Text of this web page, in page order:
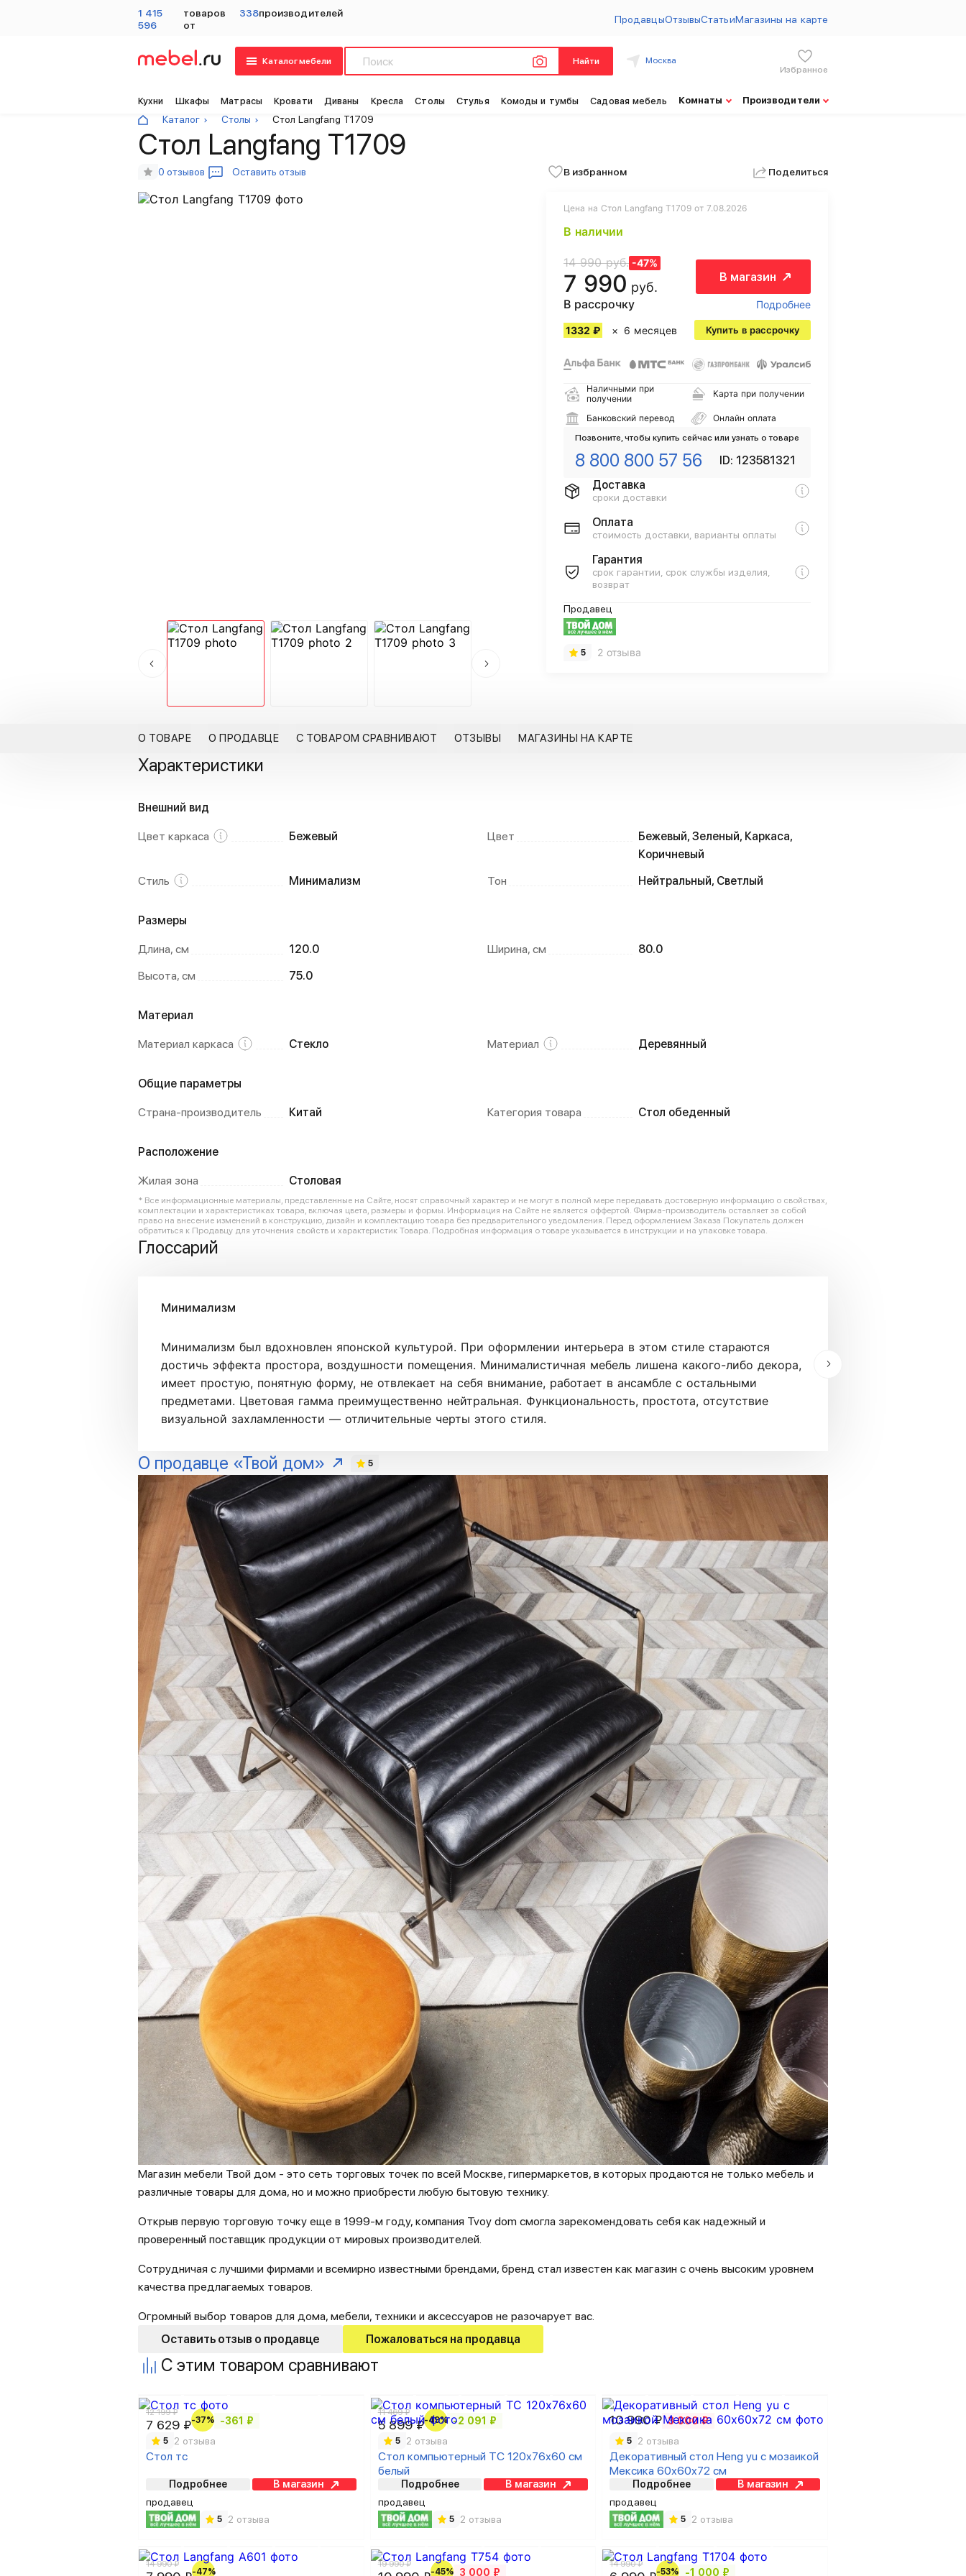
1 415
596
товаров
от
338производителей
ПродавцыОтзывыСтатьиМагазины на карте
Каталог мебели Найти
Москва
Избранное
Кухни Шкафы Матрасы Кровати Диваны Кресла Столы Стулья Комоды и тумбы Садовая мебель Комнаты Производители
Каталог Столы Стол Langfang T1709
Стол Langfang T1709
0 отзывов Оставить отзыв В избранном Поделиться
Цена на Стол Langfang T1709 от 7.08.2026
В наличии
14 990 руб. -47%
7 990 руб.
В магазин
В рассрочку Подробнее
1332 ₽ 6 месяцев Купить в рассрочку
Наличными при
получении
Карта при получении
Банковский перевод Онлайн оплата
Позвоните, чтобы купить сейчас или узнать о товаре
8 800 800 57 56
ID: 123581321
Доставка
сроки доставки
Оплата
стоимость доставки, варианты оплаты
Гарантия
срок гарантии, срок службы изделия,
возврат
Продавец
5 2 отзыва
О ТОВАРЕ О ПРОДАВЦЕ С ТОВАРОМ СРАВНИВАЮТ ОТЗЫВЫ МАГАЗИНЫ НА КАРТЕ
Характеристики
Внешний вид
Цвет каркаса Бежевый Цвет
Бежевый, Зеленый, Каркаса,
Коричневый
Стиль
Минимализм Тон Нейтральный, Светлый
Размеры
Длина, см 120.0 Ширина, см
80.0
Высота, см
75.0
Материал
Материал каркаса Стекло Материал Деревянный
Общие параметры
Страна-производитель Китай Категория товара Стол обеденный
Расположение
Жилая зона Столовая
* Все информационные материалы, представленные на Сайте, носят справочный характер и не могут в полной мере передавать достоверную информацию о свойствах,
комплектации и характеристиках товара, включая цвета, размеры и формы. Информация на Сайте не является оффертой. Фирма-производитель оставляет за собой
право на внесение изменений в конструкцию, дизайн и комплектацию товара без предварительного уведомления. Перед оформлением Заказа Покупатель должен
обратиться к Продавцу для уточнения свойств и характеристик Товара. Подробная информация о товаре указывается в инструкции и на упаковке товара.
Глоссарий
Минимализм
Минимализм был вдохновлен японской культурой. При оформлении интерьера в этом стиле стараются
достичь эффекта простора, воздушности помещения. Минималистичная мебель лишена какого-либо декора,
имеет простую, понятную форму, не отвлекает на себя внимание, работает в ансамбле с остальными
предметами. Цветовая гамма преимущественно нейтральная. Функциональность, простота, отсутствие
визуальной захламленности — отличительные черты этого стиля.
О продавце «Твой дом» 5
Оставить отзыв о продавце Пожаловаться на продавца
Магазин мебели Твой дом - это сеть торговых точек по всей Москве, гипермаркетов, в которых продаются не только мебель и
различные товары для дома, но и можно приобрести любую бытовую технику.
Открыв первую торговую точку еще в 1999-м году, компания Tvoy dom смогла зарекомендовать себя как надежный и
проверенный поставщик продукции от мировых производителей.
Сотрудничая с лучшими фирмами и всемирно известными брендами, бренд стал известен как магазин с очень высоким уровнем
качества предлагаемых товаров.
Огромный выбор товаров для дома, мебели, техники и аксессуаров не разочарует вас.
С этим товаром сравнивают
12 199 ₽
7 629 ₽-37% -361 ₽
5 2 отзыва
Стол тc
Подробнее
В магазин
продавец
5 2 отзыва
11 469 ₽
5 899 ₽-49% -2 091 ₽
5 2 отзыва
Стол компьютерный ТC 120х76х60 см
белый
Подробнее
В магазин
продавец
5 2 отзыва
10 990 ₽ 3 000 ₽
5 2 отзыва
Декоративный стол Heng yu с мозаикой
Мексика 60х60х72 см
Подробнее
В магазин
продавец
5 2 отзыва
14 990 ₽
-47%
19 990 ₽
-45% 3 000 ₽
14 990 ₽
-53% -1 000 ₽